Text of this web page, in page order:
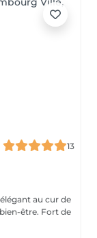
13
au cur de
Fort de